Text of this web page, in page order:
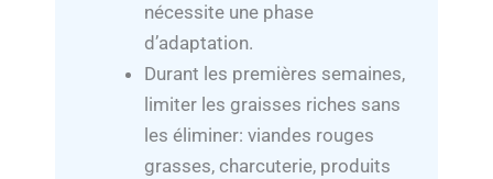
nécessite une phase
d’adaptation.
Durant les premières semaines,
limiter les graisses riches sans
les éliminer: viandes rouges
grasses, charcuterie, produits